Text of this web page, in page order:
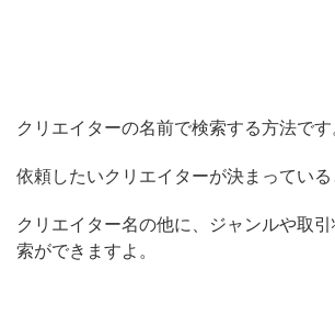
クリエイターの名前で検索する方法です
依頼したいクリエイターが決まっている
クリエイター名の他に、ジャンルや取
索ができますよ。